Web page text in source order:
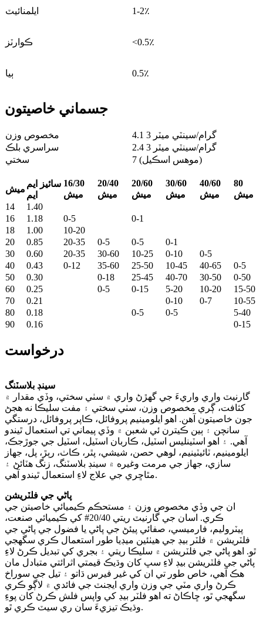
ايلمنائيٽ 1-2٪
ڪوارٽز <0.5٪
ٻيا 0.5٪
جسماني خاصيتون
مخصوص وزن
4.1 گرام/سينٽي ميٽر 3
سراسري بلڪ
2.4 گرام/سينٽي ميٽر 3
سختي
7 (موهس اسڪيل)
ميش
سائيز ايم
ايم
16/30
ميش
20/40
ميش
20/60
ميش
30/60
ميش
40/60
ميش
80
ميش
14
1.40
16
1.18 0-5
0-1
18
1.00
10-20
20
0.85 20-35 0-5 0-5
0-1
30
0.60 20-35 30-60 10-25 0-10
0-5
40
0.43 0-12 35-60 25-50 10-45 40-65
0-5
50
0.30 0-18 25-45 40-70 30-50
0-50
60
0.25 0-5 0-15 5-20 10-20
15-50
70
0.21 0-10 0-7
10-55
80
0.18 0-5 0-5
5-40
90
0.16 0-15
درخواست
سينڊ بلاسٽنگ
گارنيٽ واري واريءَ جي گھڙڻ واري ۾ سٺي سختي، وڏي مقدار ۾
کثافت، ڳري مخصوص وزن، سٺي سختي ۽ مفت سليڪا نه هجڻ
جون خاصيتون آهن. اهو ايلومينيم پروفائل، ڪاپر پروفائل، درستگي
سانچن ۽ ٻين ڪيترن ئي شعبن ۾ وڏي پيماني تي استعمال ٿيندو
آهي. ۽ اهو اسٽينلیس اسٽيل، ڪاربان اسٽيل، اسٽيل جي جوڙجڪ،
ايلومينيم، ٽائيٽينيم، لوهي حصن، شيشي، پٿر، ڪاٺ، رٻڙ، پل، جهاز
سازي، جهاز جي مرمت وغيره ۾ سينڊ بلاسٽنگ، زنگ هٽائڻ ۽
مٿاڇري جي علاج لاءِ استعمال ٿيندو آهي.
پاڻي جي فلٽريشن
ان جي وڏي مخصوص وزن ۽ مستحڪم ڪيميائي خاصيتن جي
ڪري. اسان جي گارنيٽ ريتي 20/40# کي ڪيميائي صنعت،
پيٽروليم، فارميسي، صفائي پيئڻ جي پاڻي يا فضول جي پاڻي جي
فلٽريشن ۾ فلٽر بيڊ جي هيٺئين ميڊيا طور استعمال ڪري سگهجي
ٿو. اهو پاڻي جي فلٽريشن ۾ سليڪا ريتي ۽ بجري کي تبديل ڪرڻ لاءِ
پاڻي جي فلٽريشن بيڊ لاءِ سڀ کان وڌيڪ قيمتي اثرائتي متبادل مان
هڪ آهي، خاص طور تي ان کي غير فيرس ڌاتو ۽ تيل جي سوراخ
ڪرڻ واري مٽي جي وزن واري ايجنٽ جي فائدي ۾ لاڳو ڪري
سگهجي ٿو، ڇاڪاڻ ته اهو فلٽر بيڊ کي واپس فلش ڪرڻ کان پوءِ
وڌيڪ تيزيءَ سان ري سيٽ ڪري ٿو.